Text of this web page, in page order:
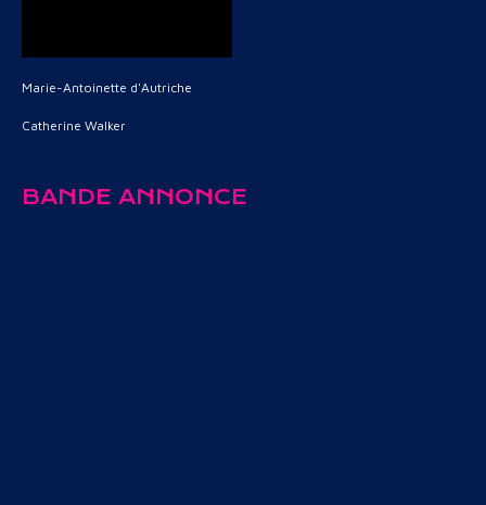
Marie-Antoinette d'Autriche
Catherine Walker
BANDE ANNONCE